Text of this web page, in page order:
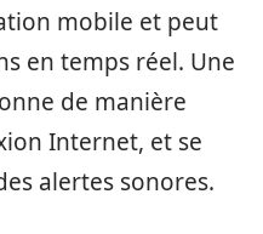
mobile et peut
en temps réel. Une
de manière
Internet, et se
alertes sonores.